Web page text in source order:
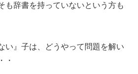
も辞書を持っていないという方も
い』子は、どうやって問題を解い
・